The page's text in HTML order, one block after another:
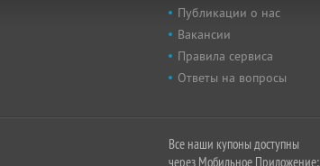
Публикации о нас
Вакансии
Правила сервиса
Ответы на вопросы
Все наши купоны доступны
через Мобильное Приложение: